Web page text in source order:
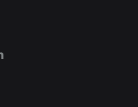
Linkedin